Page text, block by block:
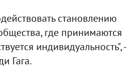
становлению
где принимаются
индивидуальность", -
Гага.